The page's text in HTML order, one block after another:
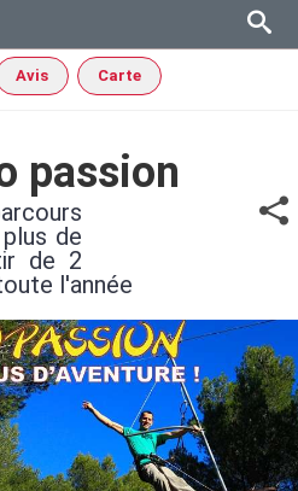
Avis Carte
passion
de
de 2
l'année